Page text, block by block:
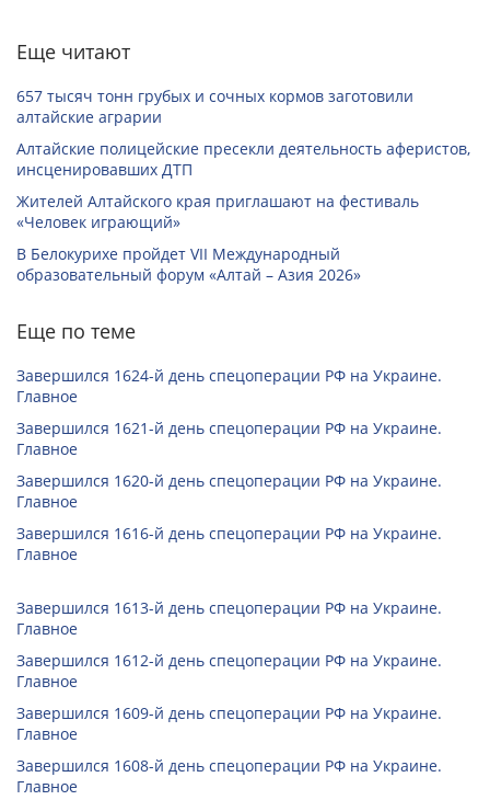
Еще читают
657 тысяч тонн грубых и сочных кормов заготовили
алтайские аграрии
Алтайские полицейские пресекли деятельность аферистов,
инсценировавших ДТП
Жителей Алтайского края приглашают на фестиваль
«Человек играющий»
В Белокурихе пройдет VII Международный
образовательный форум «Алтай – Азия 2026»
Еще по теме
Завершился 1624-й день спецоперации РФ на Украине.
Главное
Завершился 1621-й день спецоперации РФ на Украине.
Главное
Завершился 1620-й день спецоперации РФ на Украине.
Главное
Завершился 1616-й день спецоперации РФ на Украине.
Главное
Завершился 1613-й день спецоперации РФ на Украине.
Главное
Завершился 1612-й день спецоперации РФ на Украине.
Главное
Завершился 1609-й день спецоперации РФ на Украине.
Главное
Завершился 1608-й день спецоперации РФ на Украине.
Главное